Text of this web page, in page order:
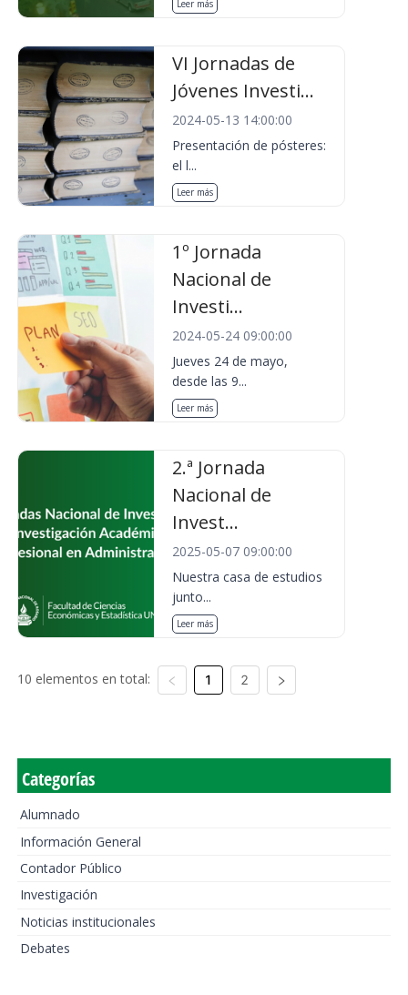
Leer más
VI Jornadas de
Jóvenes Investi...
2024-05-13 14:00:00
Presentación de pósteres:
el l...
Leer más
1º Jornada
Nacional de
Investi...
2024-05-24 09:00:00
Jueves 24 de mayo,
desde las 9...
Leer más
2.ª Jornada
Nacional de
Invest...
2025-05-07 09:00:00
Nuestra casa de estudios
junto...
Leer más
10 elementos en total: 1 2
Categorías
Alumnado
Información General
Contador Público
Investigación
Noticias institucionales
Debates